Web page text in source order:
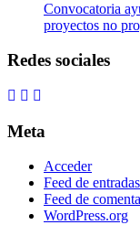
Convocatoria
proyectos no
Redes sociales
Meta
Acceder
Feed de entradas
Feed de
WordPress.org